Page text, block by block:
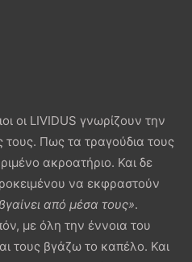
οι LIVIDUS γνωρίζουν την
τους. Πως τα τραγούδια τους
ακροατήριο. Και δε
να εκφραστούν
από μέσα τους».
με όλη την έννοια του
τους βγάζω το καπέλο. Και